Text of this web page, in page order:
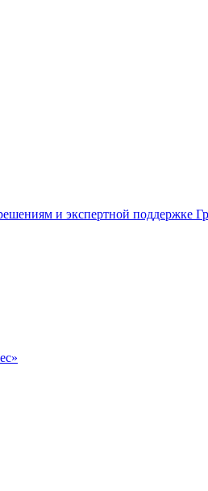
и экспертной поддержке